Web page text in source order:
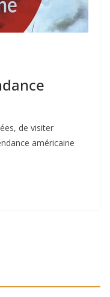
de visiter
américaine